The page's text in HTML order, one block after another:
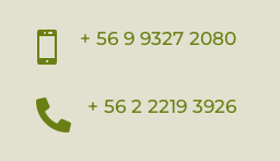
 + 56 9 9327 2080
 + 56 2 2219 3926